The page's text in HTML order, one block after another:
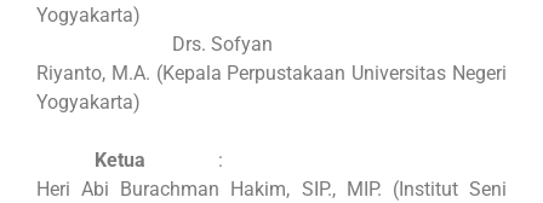
Yogyakarta)
Drs. Sofyan
Riyanto, M.A. (Kepala Perpustakaan Universitas Negeri
Yogyakarta)
Ketua
:
Heri Abi Burachman Hakim, SIP., MIP. (Institut Seni